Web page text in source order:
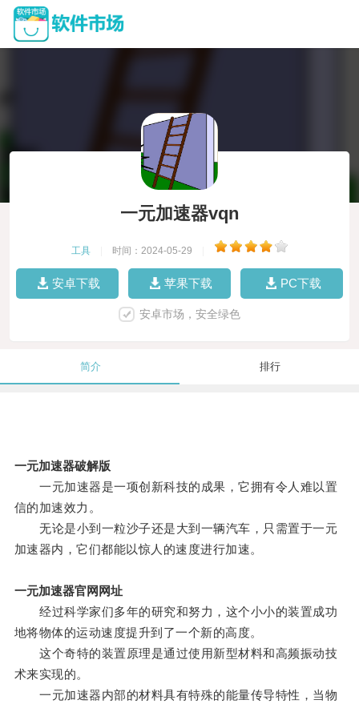
一元加速器vqn
工具 时间：2024-05-29
安卓下载 苹果下载 PC下载
安卓市场，安全绿色
简介 排行
一元加速器破解版
一元加速器是一项创新科技的成果，它拥有令人难以置
信的加速效力。
无论是小到一粒沙子还是大到一辆汽车，只需置于一元
加速器内，它们都能以惊人的速度进行加速。
一元加速器官网网址
经过科学家们多年的研究和努力，这个小小的装置成功
地将物体的运动速度提升到了一个新的高度。
这个奇特的装置原理是通过使用新型材料和高频振动技
术来实现的。
一元加速器内部的材料具有特殊的能量传导特性，当物